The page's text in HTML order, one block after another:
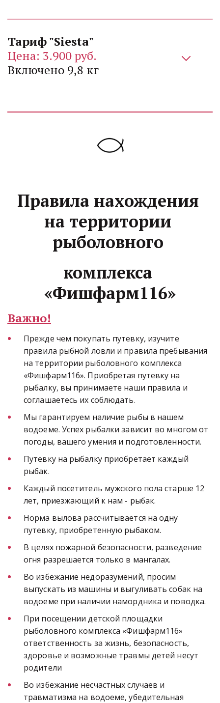
Цена: 3.900 руб.
Включено 9,8 кг
Правила нахождения
на территории
рыболовного
комплекса
«Фишфарм116»
Важно!
Прежде чем покупать путевку, изучите
правила рыбной ловли и правила пребывания
на территории рыболовного комплекса
«Фишфарм116». Приобретая путевку на
рыбалку, вы принимаете наши правила и
соглашаетесь их соблюдать.
Мы гарантируем наличие рыбы в нашем
водоеме. Успех рыбалки зависит во многом от
погоды, вашего умения и подготовленности.
Путевку на рыбалку приобретает каждый
рыбак.
Каждый посетитель мужского пола старше 12
лет, приезжающий к нам - рыбак.
Норма вылова рассчитывается на одну
путевку, приобретенную рыбаком.
В целях пожарной безопасности, разведение
огня разрешается только в мангалах.
Во избежание недоразумений, просим
выпускать из машины и выгуливать собак на
водоеме при наличии намордника и поводка.
При посещении детской площадки
рыболовного комплекса «Фишфарм116»
ответственность за жизнь, безопасность,
здоровье и возможные травмы детей несут
родители
Во избежание несчастных случаев и
травматизма на водоеме, убедительная